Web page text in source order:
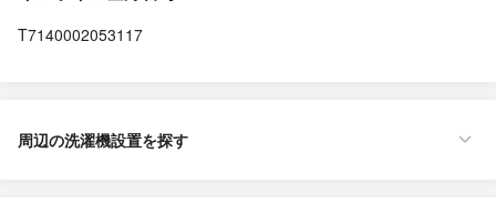
T7140002053117
周辺の洗濯機設置を探す